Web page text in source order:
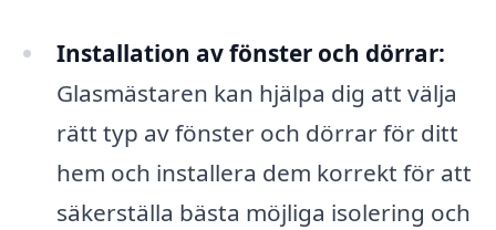
Installation av fönster och dörrar:
Glasmästaren kan hjälpa dig att välja
rätt typ av fönster och dörrar för ditt
hem och installera dem korrekt för att
säkerställa bästa möjliga isolering och